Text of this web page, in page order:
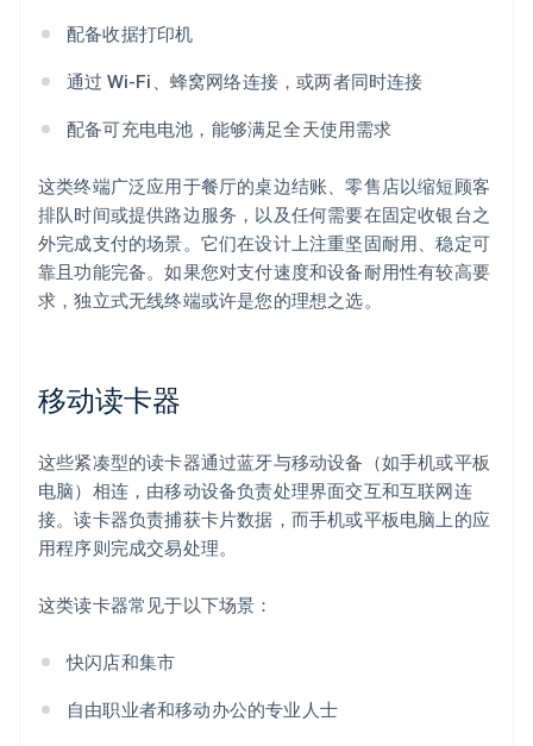
配备收据打印机
通过 Wi-Fi、蜂窝网络连接，或两者同时连接
配备可充电电池，能够满足全天使用需求
这类终端广泛应用于餐厅的桌边结账、零售店以缩短顾客
排队时间或提供路边服务，以及任何需要在固定收银台之
外完成支付的场景。它们在设计上注重坚固耐用、稳定可
靠且功能完备。如果您对支付速度和设备耐用性有较高要
求，独立式无线终端或许是您的理想之选。
移动读卡器
这些紧凑型的读卡器通过蓝牙与移动设备（如手机或平板
电脑）相连，由移动设备负责处理界面交互和互联网连
接。读卡器负责捕获卡片数据，而手机或平板电脑上的应
用程序则完成交易处理。
这类读卡器常见于以下场景：
快闪店和集市
自由职业者和移动办公的专业人士